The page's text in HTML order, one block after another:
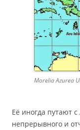
Morelia Azurea
Её иногда путают
непрерывного и